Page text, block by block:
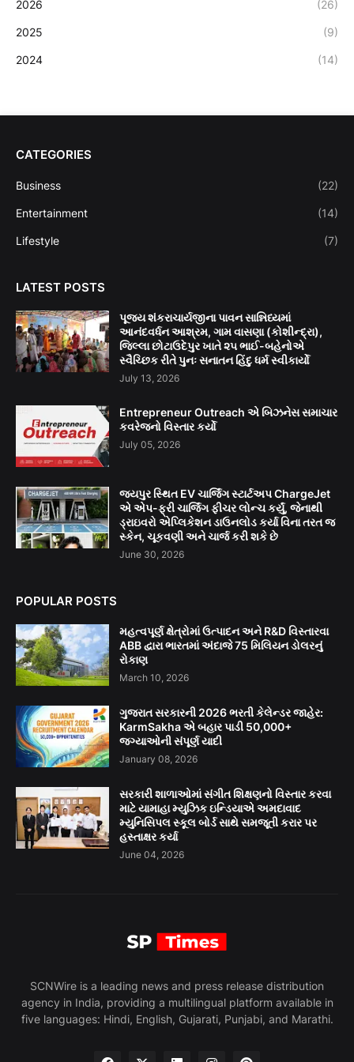
2026 (26)
2025 (9)
2024 (14)
CATEGORIES
Business (22)
Entertainment (14)
Lifestyle (7)
LATEST POSTS
પૂજ્ય શંકરાચાર્યજીના પાવન સાન્નિધ્યમાં
આનંદવર્ધન આશ્રમ, ગામ વાસણા (કોશીન્દ્રા),
જિલ્લા છોટાઉદેપુર ખાતે ૨૫ ભાઈ-બહેનોએ
સ્વૈચ્છિક રીતે પુનઃ સનાતન હિંદુ ધર્મ સ્વીકાર્યો
July 13, 2026
Entrepreneur Outreach એ બિઝનેસ સમાચાર
કવરેજનો વિસ્તાર કર્યો
July 05, 2026
જયપુર સ્થિત EV ચાર્જિંગ સ્ટાર્ટઅપ ChargeJet
એ એપ-ફ્રી ચાર્જિંગ ફીચર લોન્ચ કર્યું, જેનાથી
ડ્રાઇવરો એપ્લિકેશન ડાઉનલોડ કર્યા વિના તરત જ
સ્કેન, ચૂકવણી અને ચાર્જ કરી શકે છે
June 30, 2026
POPULAR POSTS
મહત્વપૂર્ણ ક્ષેત્રોમાં ઉત્પાદન અને R&D વિસ્તારવા
ABB દ્વારા ભારતમાં અંદાજે 75 મિલિયન ડોલરનું
રોકાણ
March 10, 2026
ગુજરાત સરકારની 2026 ભરતી કેલેન્ડર જાહેર:
KarmSakha એ બહાર પાડી 50,000+
જગ્યાઓની સંપૂર્ણ યાદી
January 08, 2026
સરકારી શાળાઓમાં સંગીત શિક્ષણનો વિસ્તાર કરવા
માટે યામાહા મ્યુઝિક ઇન્ડિયાએ અમદાવાદ
મ્યુનિસિપલ સ્કૂલ બોર્ડ સાથે સમજૂતી કરાર પર
હસ્તાક્ષર કર્યા
June 04, 2026
SCNWire is a leading news and press release distribution
agency in India, providing a multilingual platform available in
five languages: Hindi, English, Gujarati, Punjabi, and Marathi.